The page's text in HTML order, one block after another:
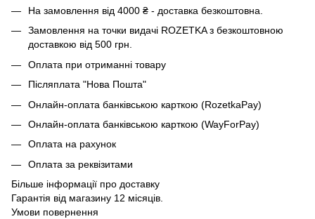
На замовлення від 4000 ₴ - доставка безкоштовна.
Замовлення на точки видачі ROZETKA з безкоштовною
доставкою від 500 грн.
Оплата при отриманні товару
Післяплата "Нова Пошта"
Онлайн-оплата банківською карткою (RozetkaPay)
Онлайн-оплата банківською карткою (WayForPay)
Оплата на рахунок
Оплата за реквізитами
Більше інформації про доставку
Гарантія від магазину 12 місяців.
Умови повернення